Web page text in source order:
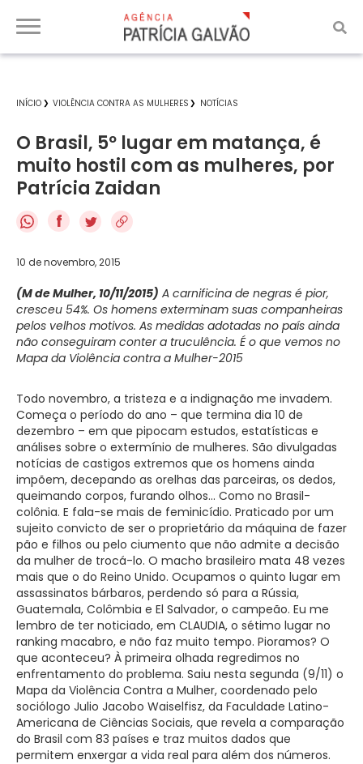
INÍCIO VIOLÊNCIA CONTRA AS MULHERES NOTÍCIAS
O Brasil, 5º lugar em matança, é
muito hostil com as mulheres, por
Patrícia Zaidan
f
10 de novembro, 2015
(M de Mulher, 10/11/2015) A carnificina de negras é pior,
cresceu 54%. Os homens exterminam suas companheiras
pelos velhos motivos. As medidas adotadas no país ainda
não conseguiram conter a truculência. É o que vemos no
Mapa da Violência contra a Mulher-2015
Todo novembro, a tristeza e a indignação me invadem.
Começa o período do ano – que termina dia 10 de
dezembro – em que pipocam estudos, estatísticas e
análises sobre o extermínio de mulheres. São divulgadas
notícias de castigos extremos que os homens ainda
impõem, decepando as orelhas das parceiras, os dedos,
queimando corpos, furando olhos… Como no Brasil-
colônia. E fala-se mais de feminicídio. Praticado por um
sujeito convicto de ser o proprietário da máquina de fazer
pão e filhos ou pelo ciumento que não admite a decisão
da mulher de trocá-lo. O macho brasileiro mata 48 vezes
mais que o do Reino Unido. Ocupamos o quinto lugar em
assassinatos bárbaros, perdendo só para a Rússia,
Guatemala, Colômbia e El Salvador, o campeão. Eu me
lembro de ter noticiado, em CLAUDIA, o sétimo lugar no
ranking macabro, e não faz muito tempo. Pioramos? O
que aconteceu? À primeira olhada regredimos no
enfrentamento do problema. Saiu nesta segunda (9/11) o
Mapa da Violência Contra a Mulher, coordenado pelo
sociólogo Julio Jacobo Waiselfisz, da Faculdade Latino-
Americana de Ciências Sociais, que revela a comparação
do Brasil com 83 países e traz muitos dados que
permitem enxergar a vida real para além dos números.